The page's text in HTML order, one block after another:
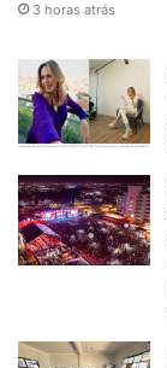
3 horas atrás